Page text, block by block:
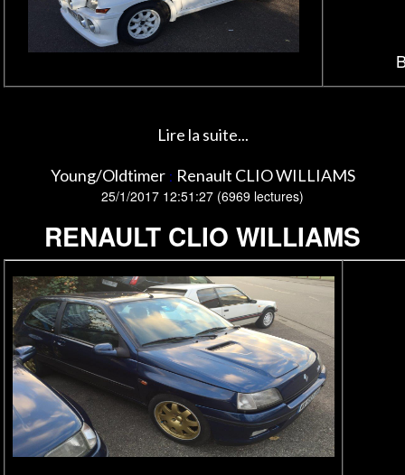
Lire la suite...
Young/Oldtimer: Renault CLIO WILLIAMS
25/1/2017 12:51:27 (6969 lectures)
RENAULT CLIO WILLIAMS